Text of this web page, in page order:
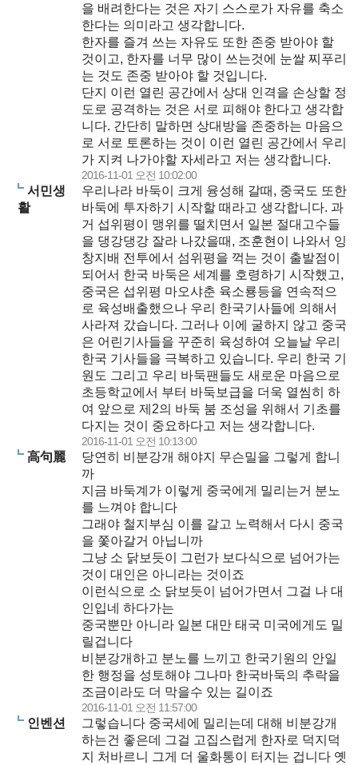
을 배려한다는 것은 자기 스스로가 자유를 축소
한다는 의미라고 생각합니다.
한자를 즐겨 쓰는 자유도 또한 존중 받아야 할
것이고, 한자를 너무 많이 쓰는것에 눈쌀 찌푸리
는 것도 존중 받아야 할 것입니다.
단지 이런 열린 공간에서 상대 인격을 손상할 정
도로 공격하는 것은 서로 피해야 한다고 생각합
니다. 간단히 말하면 상대방을 존중하는 마음으
로 서로 토론하는 것이 이런 열린 공간에서 우리
가 지켜 나가야할 자세라고 저는 생각합니다.
2016-11-01 오전 10:02:00
서민생
활
우리나라 바둑이 크게 융성해 갈때, 중국도 또한
바둑에 투자하기 시작할 때라고 생각합니다. 과
거 섭위평이 맹위를 떨치면서 일본 절대고수들
을 댕강댕강 잘라 나갔을때, 조훈현이 나와서 잉
창지배 전투에서 섬위평을 꺽는 것이 출발점이
되어서 한국 바둑은 세계를 호령하기 시작했고,
중국은 섭위평 마오샤춘 육소룡등을 연속적으
로 육성배출했으나 우리 한국기사들에 의해서
사라져 갔습니다. 그러나 이에 굴하지 않고 중국
은 어린기사들을 꾸준히 육성하여 오늘날 우리
한국 기사들을 극복하고 있습니다. 우리 한국 기
원도 그리고 우리 바둑팬들도 새로운 마음으로
초등학교에서 부터 바둑보급을 더욱 열씸히 하
여 앞으로 제2의 바둑 붐 조성을 위해서 기초를
다지는 것이 중요하다고 저는 생각합니다.
2016-11-01 오전 10:13:00
高句麗
당연히 비분강개 해야지 무슨밀을 그렇게 합니
까
지금 바둑계가 이렇게 중국에게 밀리는거 분노
를 느껴야 합니다
그래야 철지부심 이를 갈고 노력해서 다시 중국
을 쫓아갈거 아닙니까
그냥 소 닭보듯이 그런가 보다식으로 넘어가는
것이 대인은 아니라는 것이죠
이런식으로 소 닭보듯이 넘어가면서 그걸 나 대
인입네 하다가는
중국뿐만 아니라 일본 대만 태국 미국에게도 밀
릴겁니다
비분강개하고 분노를 느끼고 한국기원의 안일
한 행정을 성토해야 그나마 한국바둑의 추락을
조금이라도 더 막을수 있는 길이죠
2016-11-01 오전 11:57:00
인벤션
그렇습니다 중국세에 밀리는데 대해 비분강개
하는건 좋은데 그걸 고집스럽게 한자로 덕지덕
지 처바르니 그게 더 울화통이 터지는 겁니다 옛